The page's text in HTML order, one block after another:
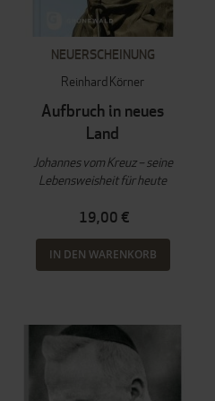
NEUERSCHEINUNG
Reinhard Körner
Aufbruch in neues
Land
Johannes vom Kreuz – seine
Lebensweisheit für heute
19,00 €
IN DEN WARENKORB